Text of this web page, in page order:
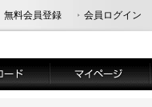
無料会員登録 会員ログイン